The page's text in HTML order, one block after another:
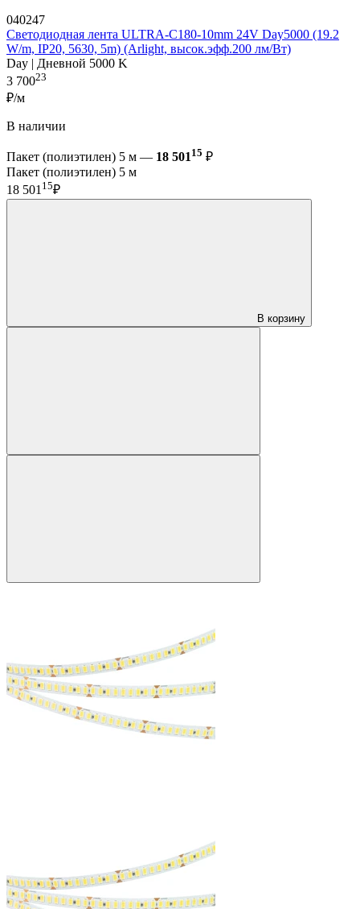
040247
Светодиодная лента ULTRA-C180-10mm 24V Day5000 (19.2
W/m, IP20, 5630, 5m) (Arlight, высок.эфф.200 лм/Вт)
Day | Дневной 5000 K
3 70023
₽/м
В наличии
Пакет (полиэтилен) 5 м — 18 50115 ₽
Пакет (полиэтилен) 5 м
18 50115₽
В корзину